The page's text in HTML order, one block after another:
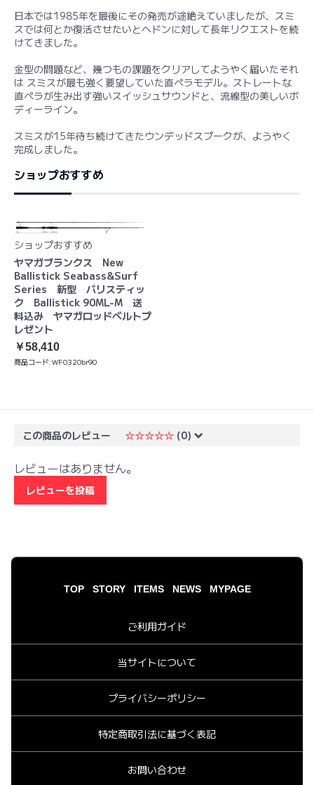
日本では1985年を最後にその発売が途絶えていましたが、スミ
スでは何とか復活させたいとヘドンに対して長年リクエストを続
けてきました。
金型の問題など、幾つもの課題をクリアしてようやく届いたそれ
は スミスが最も強く要望していた直ペラモデル。ストレートな
直ペラが生み出す強いスイッシュサウンドと、流線型の美しいボ
ディーライン。
スミスが15年待ち続けてきたウンデッドスプークが、ようやく
完成しました。
ショップおすすめ
ショップおすすめ
ヤマガブランクス New
Ballistick Seabass&Surf
Series 新型 バリスティッ
ク Ballistick 90ML-M 送
料込み ヤマガロッドベルトプ
レゼント
￥58,410
商品コード:WF0320br90
この商品のレビュー ☆☆☆☆☆ (0)
レビューはありません。
レビューを投稿
TOP STORY ITEMS NEWS MYPAGE
ご利用ガイド
当サイトについて
プライバシーポリシー
特定商取引法に基づく表記
お問い合わせ